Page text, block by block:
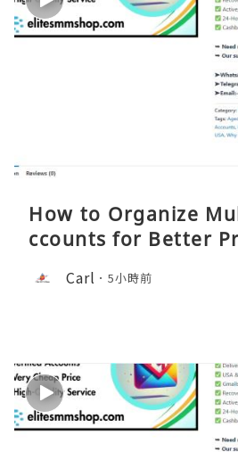
How to Organize
ccounts for Better
Carl 5小時前